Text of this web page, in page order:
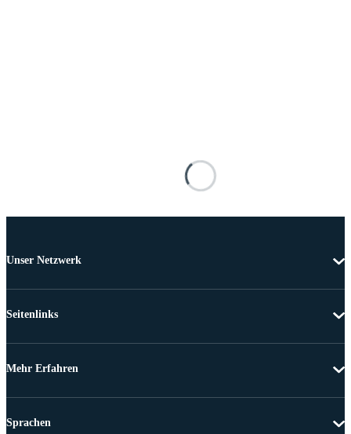
Unser Netzwerk
Seitenlinks
Mehr Erfahren
Sprachen